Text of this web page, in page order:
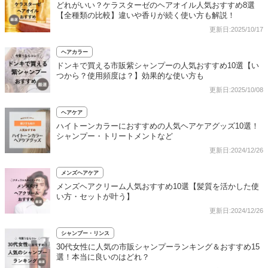
どれがいい？ケラスターゼのヘアオイル人気おすすめ8選
【全種類の比較】違いや香りが続く使い方も解説！
更新日:2025/10/17
ヘアカラー
ドンキで買える市販紫シャンプーの人気おすすめ10選【い
つから？使用頻度は？】効果的な使い方も
更新日:2025/10/08
ヘアケア
ハイトーンカラーにおすすめの人気ヘアケアグッズ10選！
シャンプー・トリートメントなど
更新日:2024/12/26
メンズヘアケア
メンズヘアクリーム人気おすすめ10選【髪質を活かした使
い方・セットが叶う】
更新日:2024/12/26
シャンプー・リンス
30代女性に人気の市販シャンプーランキング＆おすすめ15
選！本当に良いのはどれ？